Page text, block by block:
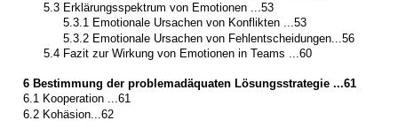
5.3 Erklärungsspektrum von Emotionen ...53
5.3.1 Emotionale Ursachen von Konflikten ...53
5.3.2 Emotionale Ursachen von Fehlentscheidungen...56
5.4 Fazit zur Wirkung von Emotionen in Teams ...60
6 Bestimmung der problemadäquaten Lösungsstrategie ...61
6.1 Kooperation ...61
6.2 Kohäsion...62